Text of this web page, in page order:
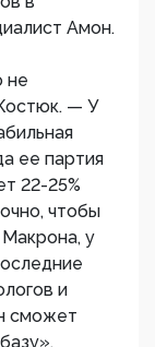
Амон.
не
— У
ее партия
22-25%
чтобы
у
и
сможет